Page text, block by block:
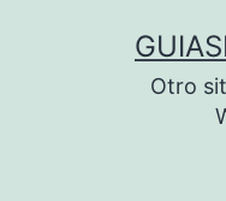
Otro